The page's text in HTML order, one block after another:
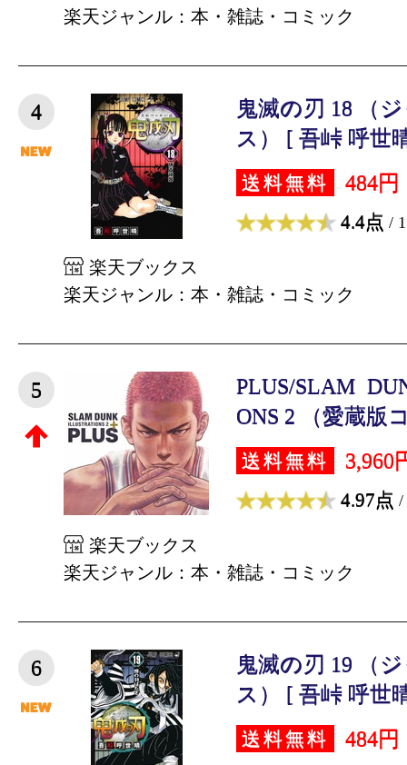
楽天ジャンル：本・雑誌・コミック
4
鬼滅の刃 18 （
ス） [ 吾峠 呼世
送料無料 484円
4.4点 /
楽天ブックス
楽天ジャンル：本・雑誌・コミック
5
PLUS/SLAM
ONS 2 （愛蔵版
送料無料 3,960
4.97点 /
楽天ブックス
楽天ジャンル：本・雑誌・コミック
6
鬼滅の刃 19 （
ス） [ 吾峠 呼世
送料無料 484円